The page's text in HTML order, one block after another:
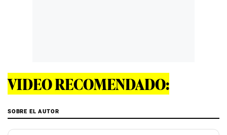
VIDEO RECOMENDADO:
SOBRE EL AUTOR